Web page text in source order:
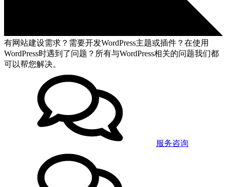
有网站建设需求？需要开发WordPress主题或插件？在使用
WordPress时遇到了问题？所有与WordPress相关的问题我们都
可以帮您解决。
服务咨询